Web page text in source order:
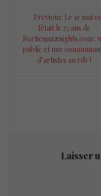
Navigation
de
l’article
Previous: Previous
post:
Le 1e mai
fêtait le 23 ans de
Sortiesjazznights.com :
public et une
d’artistes au rdv !
Laisser